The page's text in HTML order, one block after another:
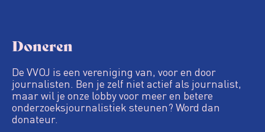
Doneren
De VVOJ is een vereniging van, voor en door
journalisten. Ben je zelf niet actief als journalist,
maar wil je onze lobby voor meer en betere
onderzoeksjournalistiek steunen? Word dan
donateur.